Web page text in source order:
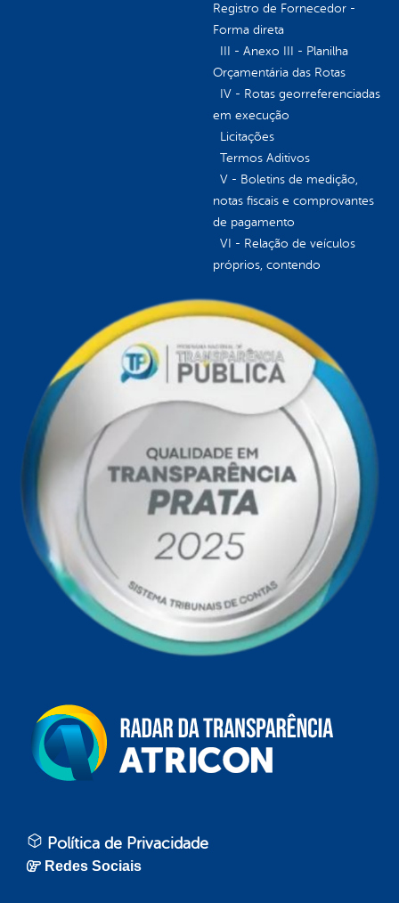
Registro de Fornecedor -
Forma direta
III - Anexo III - Planilha
Orçamentária das Rotas
IV - Rotas georreferenciadas
em execução
Licitações
Termos Aditivos
V - Boletins de medição,
notas fiscais e comprovantes
de pagamento
VI - Relação de veículos
próprios, contendo
Política de Privacidade
Redes Sociais